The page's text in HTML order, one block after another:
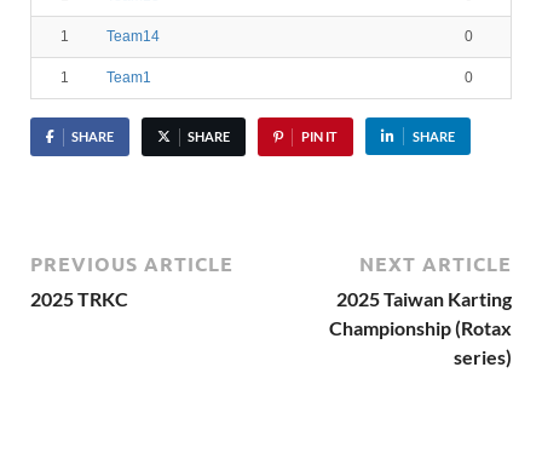
1 Team14 0
1 Team1 0
SHARE SHARE PIN IT SHARE
PREVIOUS ARTICLE
2025 TRKC
NEXT ARTICLE
2025 Taiwan Karting
Championship (Rotax
series)